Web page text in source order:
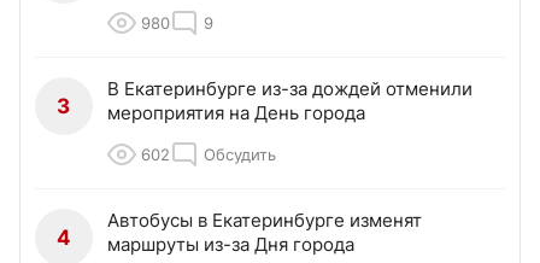
980 9
3
В Екатеринбурге из-за дождей отменили
мероприятия на День города
602 Обсудить
4
Автобусы в Екатеринбурге изменят
маршруты из-за Дня города